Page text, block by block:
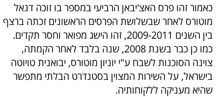
כאמור זהו פרס האצ'יבאן הרביעי במספר בו זוכה דנאל
מוטורס לאחר שבשלושת הפרסים הראשונים זכתה ברצף
בין השנים 2009-2011, זהו הישג מפואר וחסר תקדים.
כמו כן כבר בשנת 2008, שנה בלבד לאחר הקמתה,
צוינה הסוכנות לשבח ע"י יוניון מוטורס, יבואנית טויוטה
בישראל, על השירות המצוין בסטנדרט הבלתי מתפשר
שהיא מעניקה ללקוחותיה.